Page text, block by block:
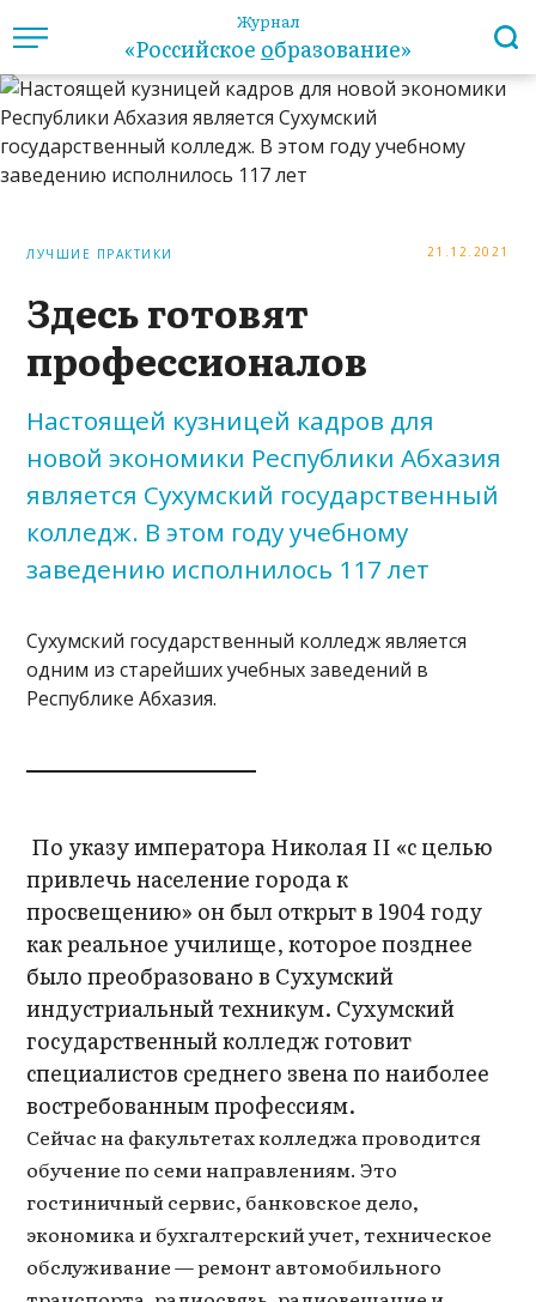
Журнал
«Российское образование»
ЛУЧШИЕ ПРАКТИКИ 21.12.2021
Здесь готовят
профессионалов
Настоящей кузницей кадров для
новой экономики Республики Абхазия
является Сухумский государственный
колледж. В этом году учебному
заведению исполнилось 117 лет
Сухумский государственный колледж является
одним из старейших учебных заведений в
Республике Абхазия.
По указу императора Николая II «с целью
привлечь население города к
просвещению» он был открыт в 1904 году
как реальное училище, которое позднее
было преобразовано в Сухумский
индустриальный техникум. Сухумский
государственный колледж готовит
специалистов среднего звена по наиболее
востребованным профессиям.
Сейчас на факультетах колледжа проводится
обучение по семи направлениям. Это
гостиничный сервис, банковское дело,
экономика и бухгалтерский учет, техническое
обслуживание — ремонт автомобильного